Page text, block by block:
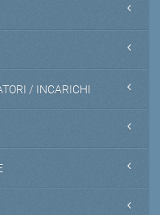
/ INCARICHI